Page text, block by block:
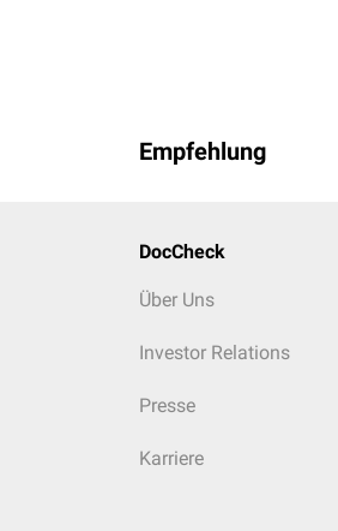
Empfehlung
DocCheck
Über Uns
Investor Relations
Presse
Karriere